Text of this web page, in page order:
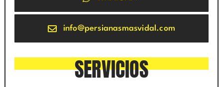
info@persianasmasvidal.com
SERVICIOS